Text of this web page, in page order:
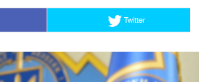
Twitter